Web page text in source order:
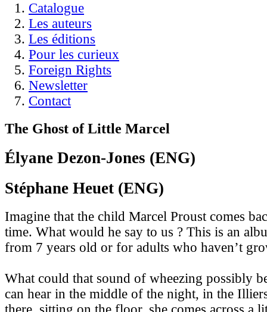
Catalogue
Les auteurs
Les éditions
Pour les curieux
Foreign Rights
Newsletter
Contact
The Ghost of Little Marcel
Élyane Dezon-Jones (ENG)
Stéphane Heuet (ENG)
Imagine that the child Marcel Proust comes
time. What would he say to us ? This is an
from 7 years old or for adults who haven’t
What could that sound of wheezing possibly
can hear in the middle of the night, in the